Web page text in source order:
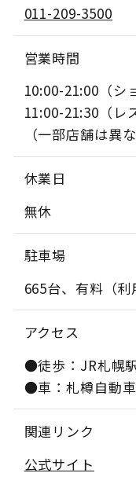
011-209-3500
営業時間
10:00-21:00（シ
11:00-21:30（レ
（一部店舗は異な
休業日
無休
駐車場
665台、有料（利
アクセス
●徒歩：JR札幌
●車：札樽自動
関連リンク
公式サイト